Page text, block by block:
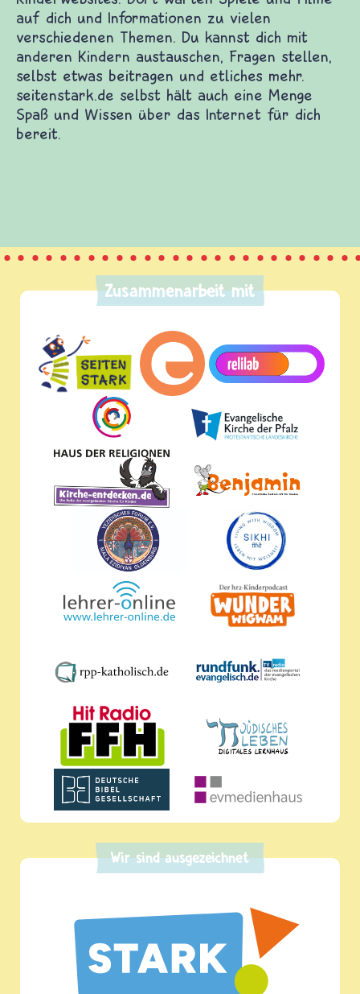
führt dich zu vielen guten
Dort warten Spiele und Filme auf
und Informationen zu vielen verschiedenen
Du kannst dich mit anderen Kindern
Fragen stellen, selbst etwas beitragen
mehr. seitenstark.de selbst hält auch
Menge Spaß und Wissen über das Internet für
bereit.
Zusammenarbeit mit
Wir sind ausgezeichnet